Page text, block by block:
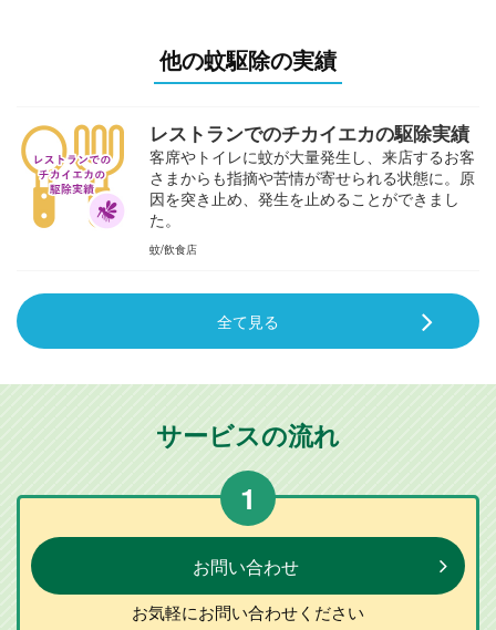
他の蚊駆除の実績
レストランでのチカイエカの駆除実績
客席やトイレに蚊が大量発生し、来店するお客
さまからも指摘や苦情が寄せられる状態に。原
因を突き止め、発生を止めることができまし
た。
蚊 飲食店
全て見る
サービスの流れ
1
お問い合わせ
お気軽にお問い合わせください